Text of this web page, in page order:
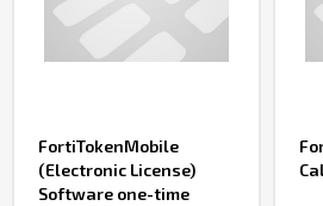
FortiTokenMobile
(Electronic License)
Software one-time